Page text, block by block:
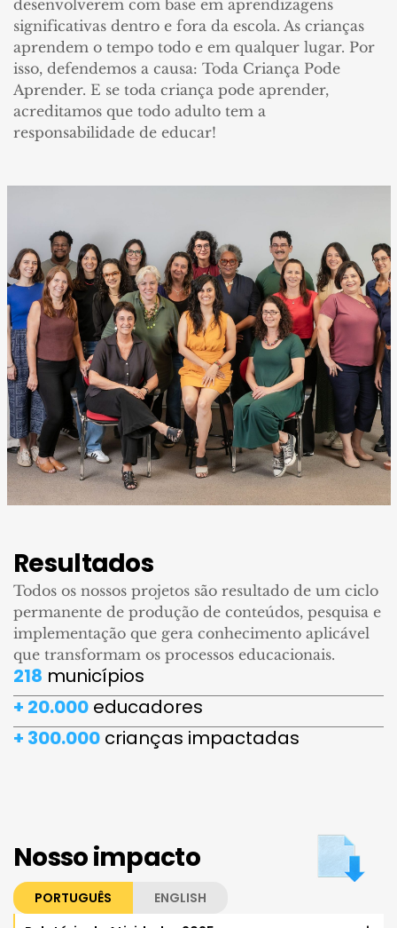
desenvolverem com base em aprendizagens
significativas dentro e fora da escola. As crianças
aprendem o tempo todo e em qualquer lugar. Por
isso, defendemos a causa: Toda Criança Pode
Aprender. E se toda criança pode aprender,
acreditamos que todo adulto tem a
responsabilidade de educar!
Resultados
Todos os nossos projetos são resultado de um ciclo
permanente de produção de conteúdos, pesquisa e
implementação que gera conhecimento aplicável
que transformam os processos educacionais.
218 municípios
+ 20.000 educadores
+ 300.000 crianças impactadas
Nosso impacto
PORTUGUÊS
ENGLISH